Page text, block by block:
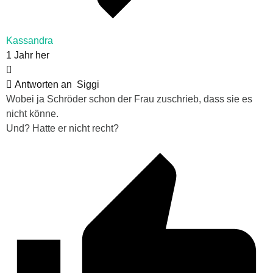
Kassandra
1 Jahr her
Antworten an Siggi
Wobei ja Schröder schon der Frau zuschrieb, dass sie es
nicht könne.
Und? Hatte er nicht recht?